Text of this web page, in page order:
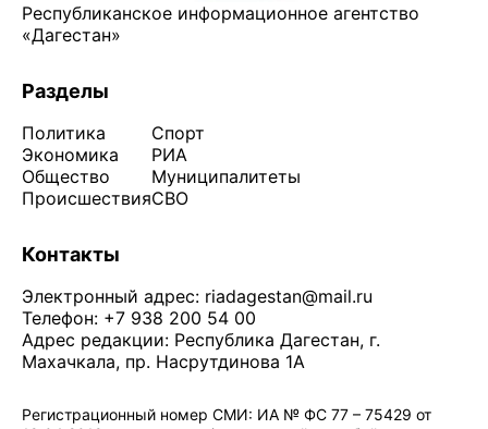
Республиканское информационное агентство
«Дагестан»
Разделы
Политика
Экономика
Общество
Происшествия
Спорт
РИА
Муниципалитеты
СВО
Контакты
Электронный адрес: riadagestan@mail.ru
Телефон: +7 938 200 54 00
Адрес редакции: Республика Дагестан, г.
Махачкала, пр. Насрутдинова 1А
Регистрационный номер СМИ: ИА № ФС 77 – 75429 от